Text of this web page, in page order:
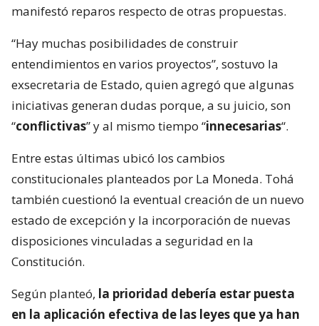
manifestó reparos respecto de otras propuestas.
“Hay muchas posibilidades de construir
entendimientos en varios proyectos”, sostuvo la
exsecretaria de Estado, quien agregó que algunas
iniciativas generan dudas porque, a su juicio, son
“conflictivas” y al mismo tiempo “innecesarias“.
Entre estas últimas ubicó los cambios
constitucionales planteados por La Moneda. Tohá
también cuestionó la eventual creación de un nuevo
estado de excepción y la incorporación de nuevas
disposiciones vinculadas a seguridad en la
Constitución.
Según planteó, la prioridad debería estar puesta
en la aplicación efectiva de las leyes que ya han